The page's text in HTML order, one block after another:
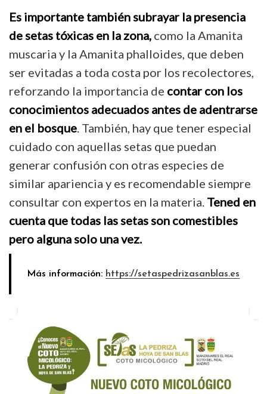
Es importante también subrayar la presencia
de setas tóxicas en la zona, como la Amanita
muscaria y la Amanita phalloides, que deben
ser evitadas a toda costa por los recolectores,
reforzando la importancia de contar con los
conocimientos adecuados antes de adentrarse
en el bosque . También, hay que tener especial
cuidado con aquellas setas que puedan
generar confusión con otras especies de
similar apariencia y es recomendable siempre
consultar con expertos en la materia. Tened en
cuenta que todas las setas son comestibles
pero alguna solo una vez.
Más información: https://setaspedrizasanblas.es